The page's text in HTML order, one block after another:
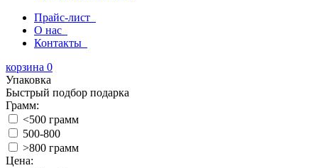
Прайс-лист
О нас
Контакты
корзина 0
Упаковка
Быстрый подбор подарка
Грамм:
<500 грамм
500-800
>800 грамм
Цена: